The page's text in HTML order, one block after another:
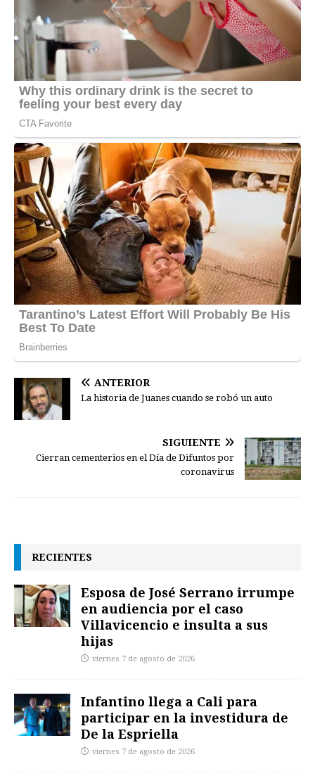
ANTERIOR
La historia de Juanes cuando se robó un auto
SIGUIENTE
Cierran cementerios en el Día de Difuntos por
coronavirus
RECIENTES
Esposa de José Serrano irrumpe
en audiencia por el caso
Villavicencio e insulta a sus
hijas
viernes 7 de agosto de 2026
Infantino llega a Cali para
participar en la investidura de
De la Espriella
viernes 7 de agosto de 2026